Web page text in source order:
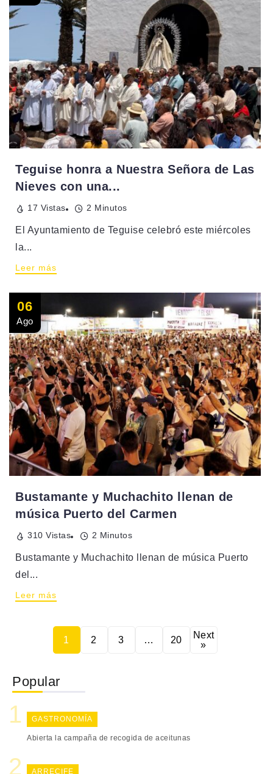
Teguise honra a Nuestra Señora de Las
Nieves con una...
17 Vistas 2 Minutos
El Ayuntamiento de Teguise celebró este miércoles
la...
Leer más
06
Ago
Bustamante y Muchachito llenan de
música Puerto del Carmen
310 Vistas 2 Minutos
Bustamante y Muchachito llenan de música Puerto
del...
Leer más
1 2 3 … 20
Next
»
Popular
GASTRONOMÍA
Abierta la campaña de recogida de aceitunas
ARRECIFE